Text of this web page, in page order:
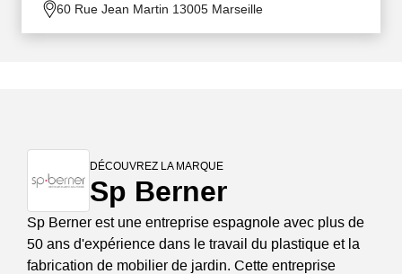
60 Rue Jean Martin 13005 Marseille
DÉCOUVREZ LA MARQUE
Sp Berner
Sp Berner est une entreprise espagnole avec plus de
50 ans d'expérience dans le travail du plastique et la
fabrication de mobilier de jardin. Cette entreprise